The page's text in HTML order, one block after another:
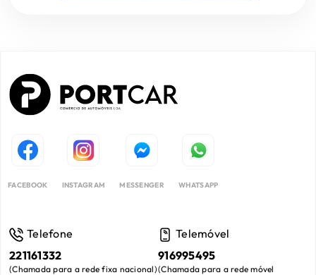
FACEBOOK INSTAGRAM MESSENGER WHATSAPP
Telefone
221161332
(Chamada para a rede fixa nacional)
Telemóvel
916995495
(Chamada para a rede móvel